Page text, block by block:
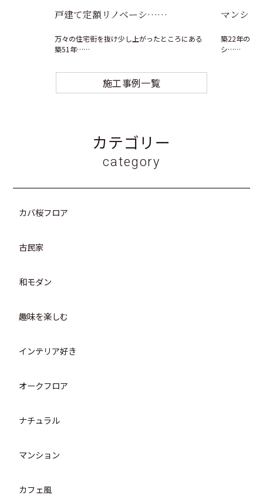
戸建て定額リノベーシ……
万々の住宅街を抜け少し上がったところにある
築51年……
マンシ
築22年のマ
シ……
施工事例一覧
カテゴリー
category
カバ桜フロア
古民家
和モダン
趣味を楽しむ
インテリア好き
オークフロア
ナチュラル
マンション
カフェ風